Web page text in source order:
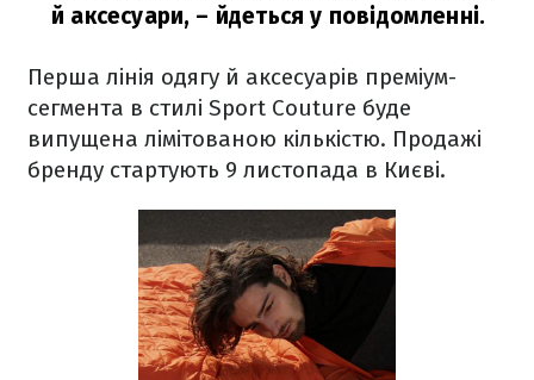
й аксесуари, – йдеться у повідомленні.
Перша лінія одягу й аксесуарів преміум-
сегмента в стилі Sport Couture буде
випущена лімітованою кількістю. Продажі
бренду стартують 9 листопада в Києві.